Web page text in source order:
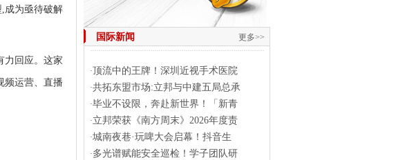
成为亟待破解
力回应。这家
频运营、直播
国际新闻 更多>>
·顶流中的王牌！深圳近视手术医院
·共拓东盟市场:立邦与中建五局总承
·毕业不设限，奔赴新世界！「新青
·立邦荣获《南方周末》2026年度责
·城南夜巷·玩啤大会启幕！抖音生
·多光谱赋能安全巡检！学子团队研